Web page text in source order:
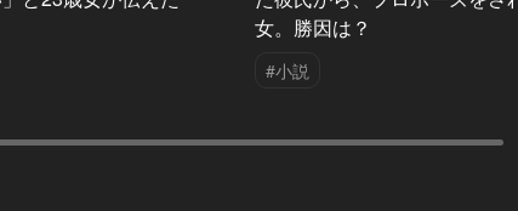
女。勝因は？
#小説